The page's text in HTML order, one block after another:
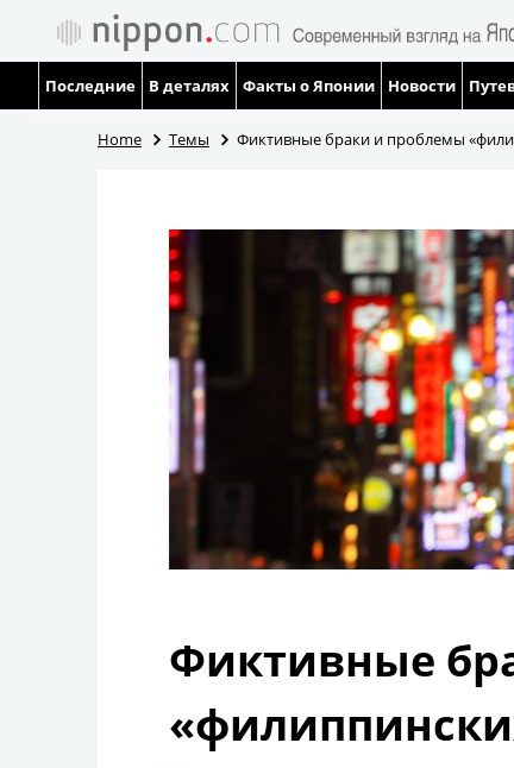
Последние В деталях Факты о Японии Новости
Home Темы Фиктивные браки и проблемы
Фиктивные